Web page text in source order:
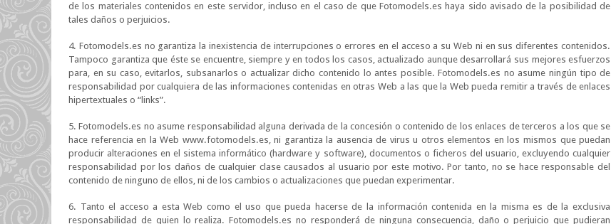
de los materiales contenidos en este servidor, incluso en el caso de que Fotomodels.es haya sido avisado de la posibilidad de
tales daños o perjuicios.
4. Fotomodels.es no garantiza la inexistencia de interrupciones o errores en el acceso a su Web ni en sus diferentes contenidos.
Tampoco garantiza que éste se encuentre, siempre y en todos los casos, actualizado aunque desarrollará sus mejores esfuerzos
para, en su caso, evitarlos, subsanarlos o actualizar dicho contenido lo antes posible. Fotomodels.es no asume ningún tipo de
responsabilidad por cualquiera de las informaciones contenidas en otras Web a las que la Web pueda remitir a través de enlaces
hipertextuales o “links”.
5. Fotomodels.es no asume responsabilidad alguna derivada de la concesión o contenido de los enlaces de terceros a los que se
hace referencia en la Web www.fotomodels.es, ni garantiza la ausencia de virus u otros elementos en los mismos que puedan
producir alteraciones en el sistema informático (hardware y software), documentos o ficheros del usuario, excluyendo cualquier
responsabilidad por los daños de cualquier clase causados al usuario por este motivo. Por tanto, no se hace responsable del
contenido de ninguno de ellos, ni de los cambios o actualizaciones que puedan experimentar.
6. Tanto el acceso a esta Web como el uso que pueda hacerse de la información contenida en la misma es de la exclusiva
responsabilidad de quien lo realiza. Fotomodels.es no responderá de ninguna consecuencia, daño o perjuicio que pudieran